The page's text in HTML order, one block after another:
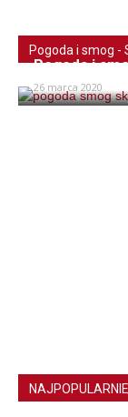
Pogoda i smog -
Pogoda i
26 marca 2020